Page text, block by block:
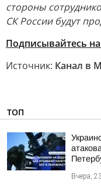
стороны
СК России будут
Подписывайтесь
Источник: Канал в
ТОП
Вчера,